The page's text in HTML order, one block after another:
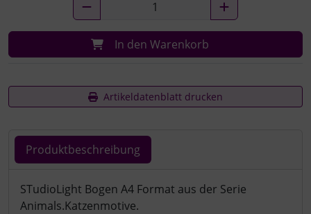
In den Warenkorb
Artikeldatenblatt drucken
Produktbeschreibung
Produktbeschreibung
STudioLight Bogen A4 Format aus der Serie
Animals.Katzenmotive.